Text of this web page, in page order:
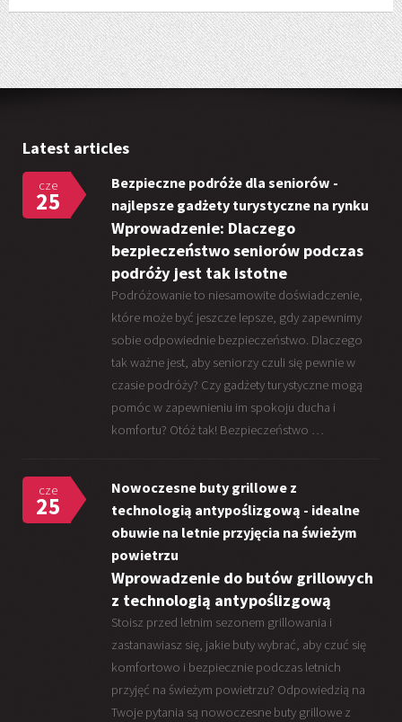
Latest articles
cze
25
Bezpieczne podróże dla seniorów -
najlepsze gadżety turystyczne na rynku
Wprowadzenie: Dlaczego
bezpieczeństwo seniorów podczas
podróży jest tak istotne
Podróżowanie to niesamowite doświadczenie,
które może być jeszcze lepsze, gdy zapewnimy
sobie odpowiednie bezpieczeństwo. Dlaczego
tak ważne jest, aby seniorzy czuli się pewnie w
czasie podróży? Czy gadżety turystyczne mogą
pomóc w zapewnieniu im spokoju ducha i
komfortu? Otóż tak! Bezpieczeństwo …
cze
25
Nowoczesne buty grillowe z
technologią antypoślizgową - idealne
obuwie na letnie przyjęcia na świeżym
powietrzu
Wprowadzenie do butów grillowych
z technologią antypoślizgową
Stoisz przed letnim sezonem grillowania i
zastanawiasz się, jakie buty wybrać, aby czuć się
komfortowo i bezpiecznie podczas letnich
przyjęć na świeżym powietrzu? Odpowiedzią na
Twoje pytania są nowoczesne buty grillowe z